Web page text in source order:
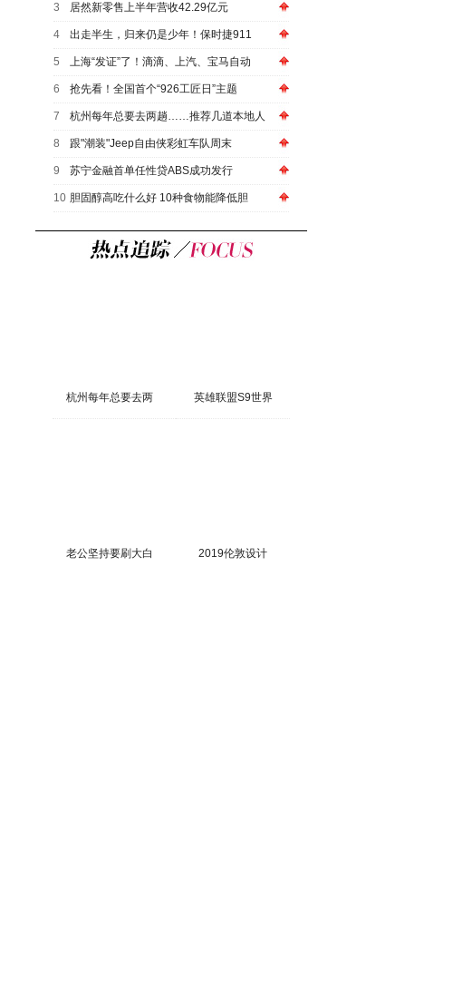
3 居然新零售上半年营收42.29亿元
4 出走半生，归来仍是少年！保时捷911
5 上海“发证”了！滴滴、上汽、宝马自动
6 抢先看！全国首个“926工匠日”主题
7 杭州每年总要去两趟……推荐几道本地人
8 跟"潮装"Jeep自由侠彩虹车队周末
9 苏宁金融首单任性贷ABS成功发行
10 胆固醇高吃什么好 10种食物能降低胆
杭州每年总要去两 英雄联盟S9世界
老公坚持要刷大白 2019伦敦设计